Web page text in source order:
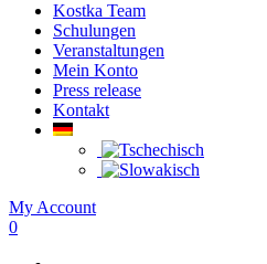
Kostka Team
Schulungen
Veranstaltungen
Mein Konto
Press release
Kontakt
My Account
0